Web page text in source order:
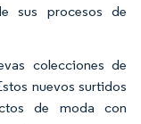
sus procesos de
colecciones de
nuevos surtidos
de moda con